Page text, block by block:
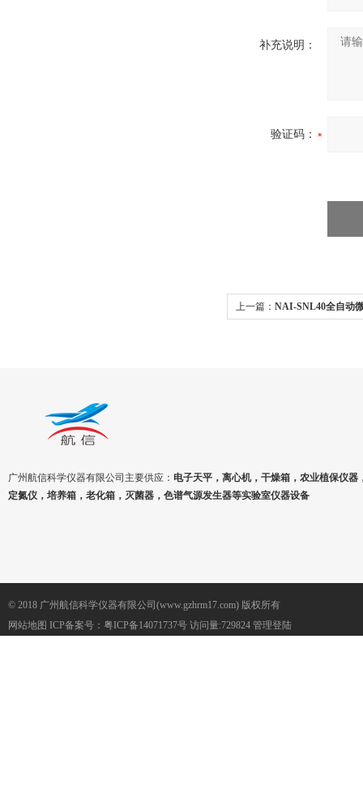
补充说明：
验证码：
上一篇： NAI-SNL40全自动
广州航信科学仪器有限公司主要供应： 电子天平，离心机，干燥箱，农业植保仪器
定氮仪，培养箱，老化箱，灭菌器，色谱气源发生器等实验室仪器设备
© 2018 广州航信科学仪器有限公司(www.gzhrm17.com) 版权所有
网站地图 ICP备案号： 粤ICP备14071737号 访问量:729824 管理登陆